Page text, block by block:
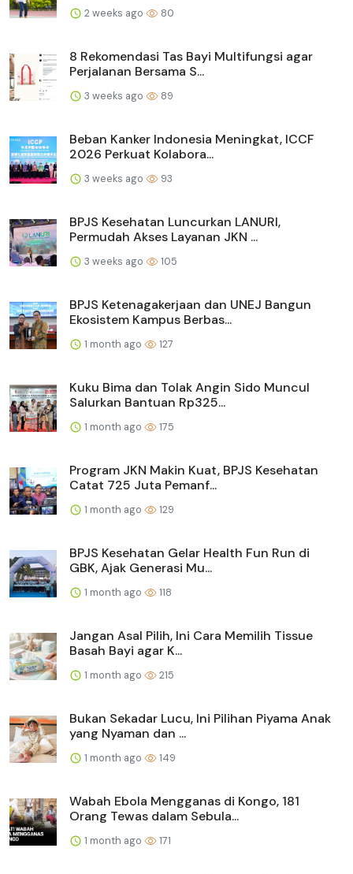
2 weeks ago 80
8 Rekomendasi Tas Bayi Multifungsi agar
Perjalanan Bersama S...
3 weeks ago 89
Beban Kanker Indonesia Meningkat, ICCF
2026 Perkuat Kolabora...
3 weeks ago 93
BPJS Kesehatan Luncurkan LANURI,
Permudah Akses Layanan JKN ...
3 weeks ago 105
BPJS Ketenagakerjaan dan UNEJ Bangun
Ekosistem Kampus Berbas...
1 month ago 127
Kuku Bima dan Tolak Angin Sido Muncul
Salurkan Bantuan Rp325...
1 month ago 175
Program JKN Makin Kuat, BPJS Kesehatan
Catat 725 Juta Pemanf...
1 month ago 129
BPJS Kesehatan Gelar Health Fun Run di
GBK, Ajak Generasi Mu...
1 month ago 118
Jangan Asal Pilih, Ini Cara Memilih Tissue
Basah Bayi agar K...
1 month ago 215
Bukan Sekadar Lucu, Ini Pilihan Piyama Anak
yang Nyaman dan ...
1 month ago 149
Wabah Ebola Mengganas di Kongo, 181
Orang Tewas dalam Sebula...
1 month ago 171